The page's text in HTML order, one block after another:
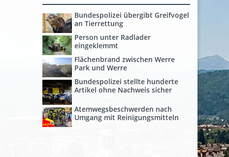
Bundespolizei übergibt Greifvogel
an Tierrettung
Person unter Radlader
eingeklemmt
Flächenbrand zwischen Werre
Park und Werre
Bundespolizei stellte hunderte
Artikel ohne Nachweis sicher
Atemwegsbeschwerden nach
Umgang mit Reinigungsmitteln